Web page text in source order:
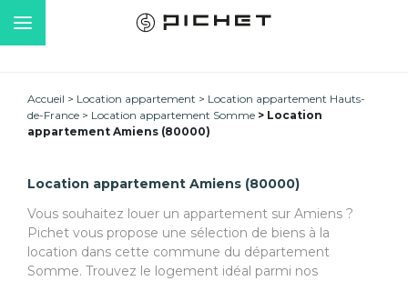
Accueil Location appartement
Location appartement Hauts-
de-France
Location appartement Somme
Location
appartement Amiens (80000)
Location appartement Amiens (80000)
Vous souhaitez louer un appartement sur Amiens ?
Pichet vous propose une sélection de biens à la
location dans cette commune du département
Somme. Trouvez le logement idéal parmi nos